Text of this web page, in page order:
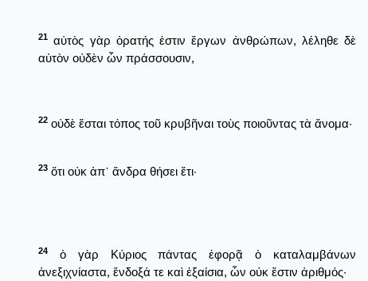
21 αὐτὸς γὰρ ὁρατής ἐστιν ἔργων ἀνθρώπων, λέληθε δὲ
αὐτὸν οὐδὲν ὧν πράσσουσιν,
22 οὐδὲ ἔσται τόπος τοῦ κρυβῆναι τοὺς ποιοῦντας τὰ ἄνομα·
23 ὅτι οὐκ ἀπ᾿ ἄνδρα θήσει ἔτι·
24
ὁ γὰρ Κύριος πάντας ἐφορᾷ ὁ καταλαμβάνων
ἀνεξιχνίαστα, ἔνδοξά τε καὶ ἐξαίσια, ὧν οὐκ ἔστιν ἀριθμός·